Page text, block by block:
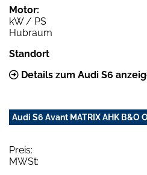
Motor:
kW / PS
Hubraum
Standort
Details zum Audi S6
Audi S6 Avant MATRIX AHK B&O
Preis:
MWSt: